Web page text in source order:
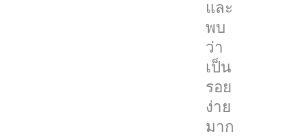
และ
พบ
ว่า
เป็น
รอย
ง่าย
มาก
อุปกรณ์
ต่างๆ
มา
ทดสอบ
ความ
คงทน
ได้